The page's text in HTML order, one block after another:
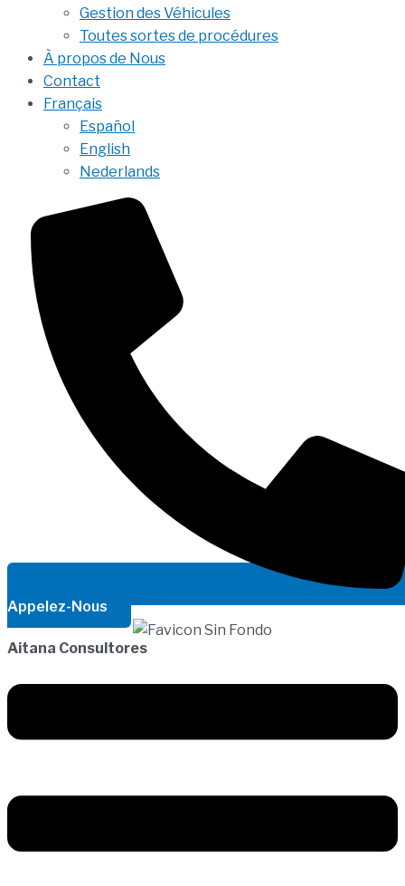
Gestion des Véhicules
Toutes sortes de procédures
À propos de Nous
Contact
Français
Español
English
Nederlands
Appelez-Nous
Aitana Consultores